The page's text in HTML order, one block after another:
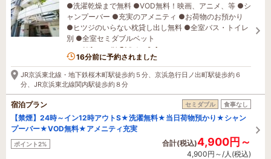
●洗濯乾燥まで無料 ●VOD無料！映画、アニメ、等 ●シ
ャンプーバー ●充実のアメニティ ●お荷物のお預かり
●ヒツジのいらない枕貸し出し無料 ●全室バス・トイレ
別 ●全室セミダブルベット
3名がこの宿を見ています
16分前に予約されました
JR京浜東北線・地下鉄桜木町駅徒歩約５分、京浜急行日ノ出町駅徒歩約６
分、JR京浜東北線関内駅徒歩約８分
宿泊プラン セミダブル 食事なし
【禁煙】24時～イン12時アウトS★洗濯無料★当日荷物預かり★シャン
プーバー★VOD無料★アメニティ充実
ポイント2% 合計(税込)4,900円～
4,900円～/人(税込)